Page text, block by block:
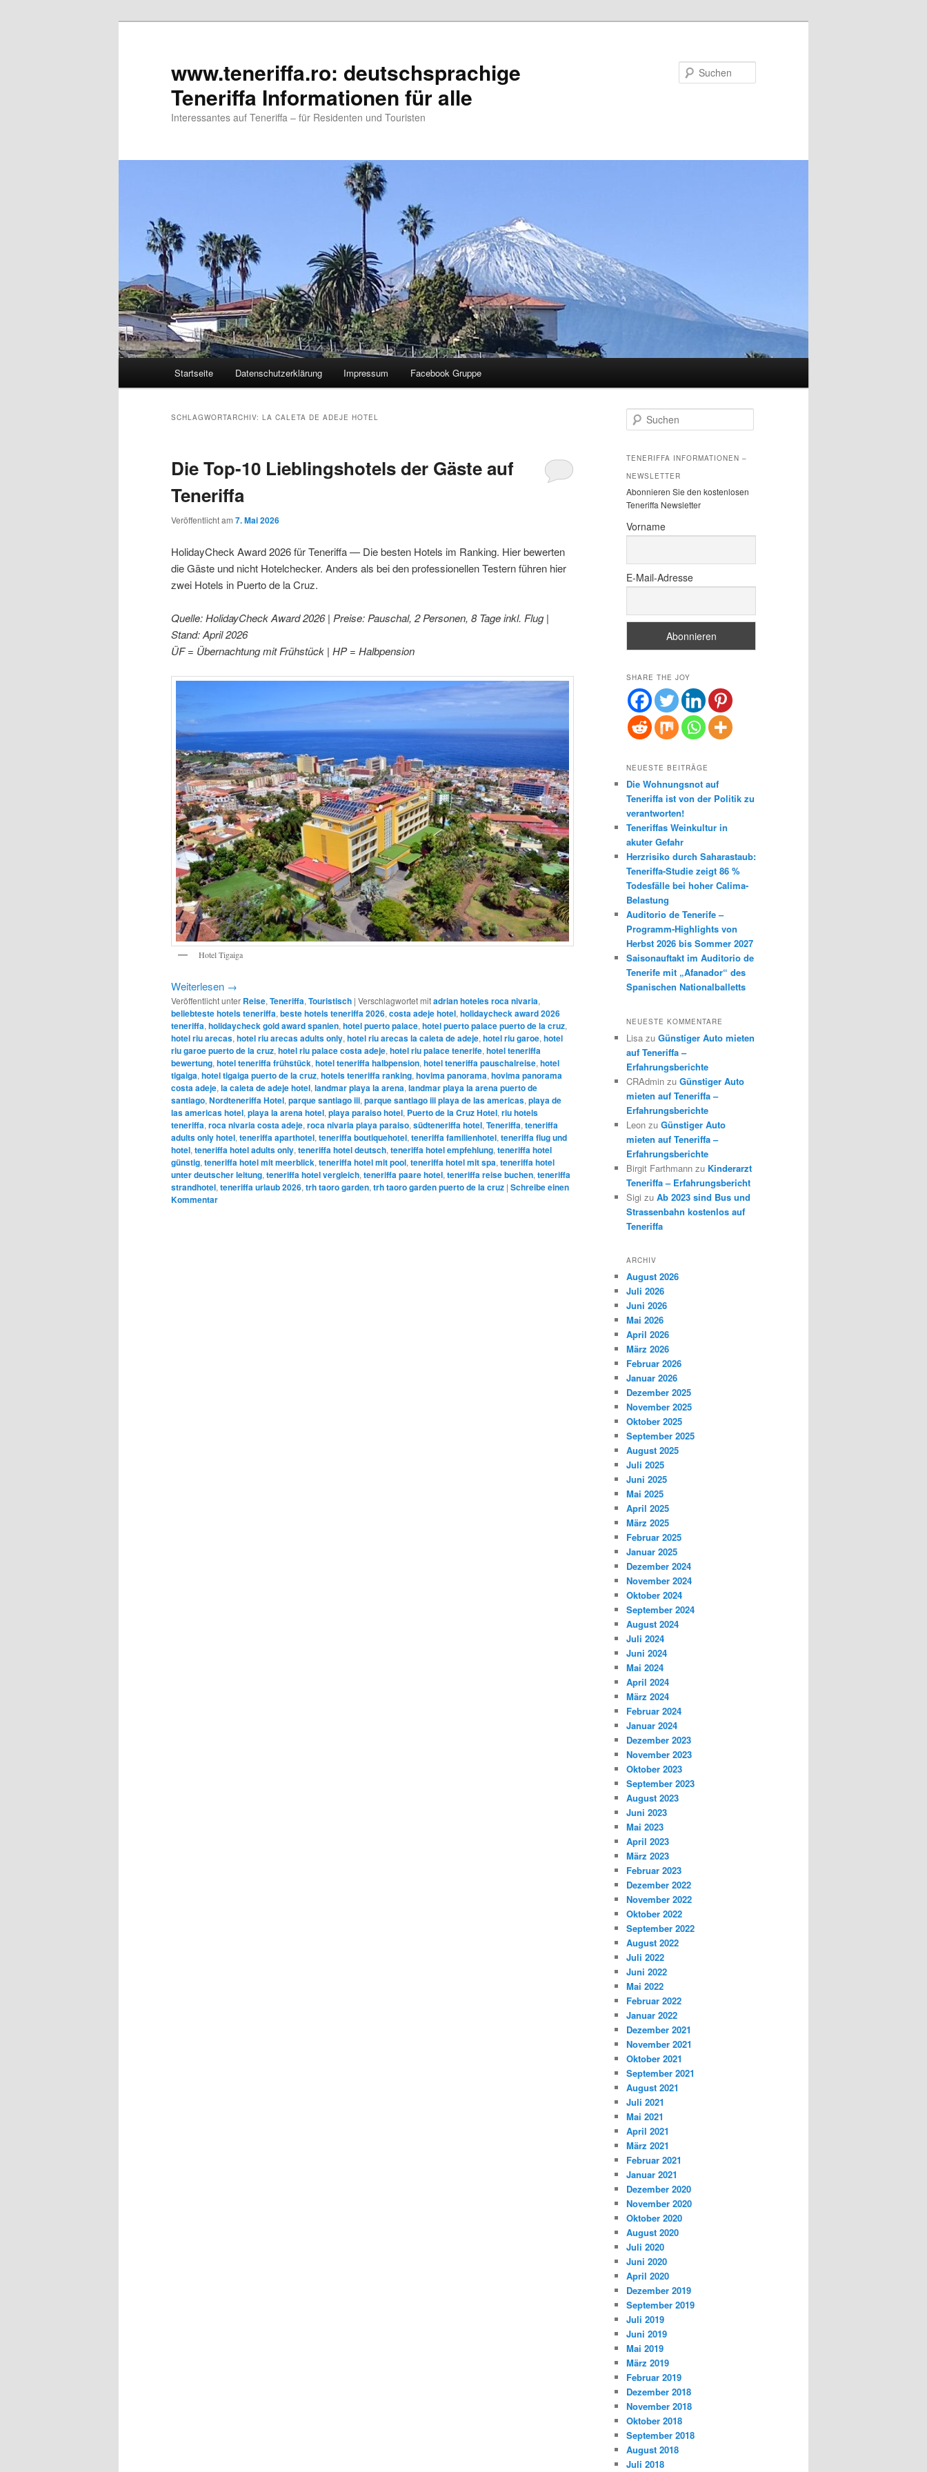
www.teneriffa.ro: deutschsprachige
Teneriffa Informationen für alle
Interessantes auf Teneriffa – für Residenten und Touristen
Zum
springen
Zum
springen
Startseite Datenschutzerklärung Impressum Facebook Gruppe
SCHLAGWORTARCHIV: LA CALETA DE ADEJE HOTEL
Die Top-10 Lieblingshotels der Gäste auf
Teneriffa
Veröffentlicht am 7. Mai 2026
HolidayCheck Award 2026 für Teneriffa — Die besten Hotels im Ranking. Hier bewerten
die Gäste und nicht Hotelchecker. Anders als bei den professionellen Testern führen hier
zwei Hotels in Puerto de la Cruz.
Quelle: HolidayCheck Award 2026 | Preise: Pauschal, 2 Personen, 8 Tage inkl. Flug |
Stand: April 2026
ÜF = Übernachtung mit Frühstück | HP = Halbpension
Hotel Tigaiga
Weiterlesen →
Veröffentlicht unter Reise,Teneriffa,Touristisch | Verschlagwortet mitadrian hoteles roca nivaria,
beliebteste hotels teneriffa,beste hotels teneriffa 2026,costa adeje hotel,holidaycheck award 2026
teneriffa,holidaycheck gold award spanien,hotel puerto palace,hotel puerto palace puerto de la cruz,
hotel riu arecas,hotel riu arecas adults only,hotel riu arecas la caleta de adeje,hotel riu garoe,hotel
riu garoe puerto de la cruz,hotel riu palace costa adeje,hotel riu palace tenerife,hotel teneriffa
bewertung,hotel teneriffa frühstück,hotel teneriffa halbpension,hotel teneriffa pauschalreise,hotel
tigaiga,hotel tigaiga puerto de la cruz,hotels teneriffa ranking,hovima panorama,hovima panorama
costa adeje,la caleta de adeje hotel,landmar playa la arena,landmar playa la arena puerto de
santiago,Nordteneriffa Hotel,parque santiago iii,parque santiago iii playa de las americas,playa de
las americas hotel,playa la arena hotel,playa paraiso hotel, Puerto de la Cruz Hotel,riu hotels
teneriffa,roca nivaria costa adeje,roca nivaria playa paraiso,südteneriffa hotel,Teneriffa,teneriffa
adults only hotel,teneriffa aparthotel,teneriffa boutiquehotel,teneriffa familienhotel,teneriffa flug und
hotel,teneriffa hotel adults only,teneriffa hotel deutsch,teneriffa hotel empfehlung,teneriffa hotel
günstig,teneriffa hotel mit meerblick,teneriffa hotel mit pool,teneriffa hotel mit spa,teneriffa hotel
unter deutscher leitung,teneriffa hotel vergleich,teneriffa paare hotel,teneriffa reise buchen,teneriffa
strandhotel,teneriffa urlaub 2026,trh taoro garden,trh taoro garden puerto de la cruz | Schreibe einen
Kommentar
u
h
n
TENERIFFA INFORMATIONEN –
NEWSLETTER
Abonnieren Sie den kostenlosen
Teneriffa Newsletter
Vorname
E-Mail-Adresse
SHARE THE JOY
NEUESTE BEITRÄGE
Die Wohnungsnot auf
Teneriffa ist von der Politik zu
verantworten!
Teneriffas Weinkultur in
akuter Gefahr
Herzrisiko durch Saharastaub:
Teneriffa-Studie zeigt 86 %
Todesfälle bei hoher Calima-
Belastung
Auditorio de Tenerife –
Programm-Highlights von
Herbst 2026 bis Sommer 2027
Saisonauftakt im Auditorio de
Tenerife mit „Afanador“ des
Spanischen Nationalballetts
NEUESTE KOMMENTARE
Lisa zu Günstiger Auto mieten
auf Teneriffa –
Erfahrungsberichte
CRAdmin zu Günstiger Auto
mieten auf Teneriffa –
Erfahrungsberichte
Leon zu Günstiger Auto
mieten auf Teneriffa –
Erfahrungsberichte
Birgit Farthmann zu Kinderarzt
Teneriffa – Erfahrungsbericht
Sigi zu Ab 2023 sind Bus und
Strassenbahn kostenlos auf
Teneriffa
ARCHIV
August 2026
Juli 2026
Juni 2026
Mai 2026
April 2026
März 2026
Februar 2026
Januar 2026
Dezember 2025
November 2025
Oktober 2025
September 2025
August 2025
Juli 2025
Juni 2025
Mai 2025
April 2025
März 2025
Februar 2025
Januar 2025
Dezember 2024
November 2024
Oktober 2024
September 2024
August 2024
Juli 2024
Juni 2024
Mai 2024
April 2024
März 2024
Februar 2024
Januar 2024
Dezember 2023
November 2023
Oktober 2023
September 2023
August 2023
Juni 2023
Mai 2023
April 2023
März 2023
Februar 2023
Dezember 2022
November 2022
Oktober 2022
September 2022
August 2022
Juli 2022
Juni 2022
Mai 2022
Februar 2022
Januar 2022
Dezember 2021
November 2021
Oktober 2021
September 2021
August 2021
Juli 2021
Mai 2021
April 2021
März 2021
Februar 2021
Januar 2021
Dezember 2020
November 2020
Oktober 2020
August 2020
Juli 2020
Juni 2020
April 2020
Dezember 2019
September 2019
Juli 2019
Juni 2019
Mai 2019
März 2019
Februar 2019
Dezember 2018
November 2018
Oktober 2018
September 2018
August 2018
Juli 2018